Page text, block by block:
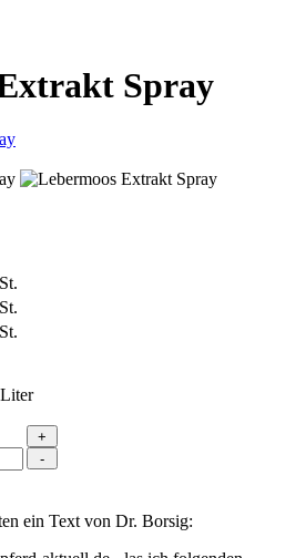
Spray
ein Text von Dr. Borsig: